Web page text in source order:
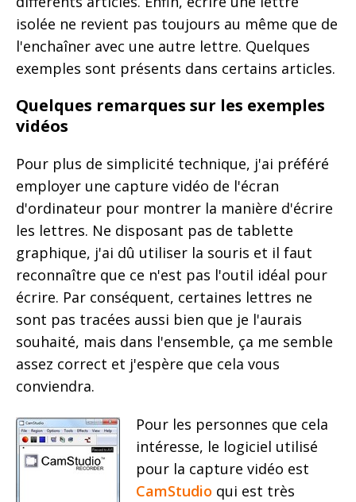
isolée ne revient pas toujours au même que de
l'enchaîner avec une autre lettre. Quelques
exemples sont présents dans certains articles.
Quelques remarques sur les exemples
vidéos
Pour plus de simplicité technique, j'ai préféré
employer une capture vidéo de l'écran
d'ordinateur pour montrer la manière d'écrire
les lettres. Ne disposant pas de tablette
graphique, j'ai dû utiliser la souris et il faut
reconnaître que ce n'est pas l'outil idéal pour
écrire. Par conséquent, certaines lettres ne
sont pas tracées aussi bien que je l'aurais
souhaité, mais dans l'ensemble, ça me semble
assez correct et j'espère que cela vous
conviendra.
Pour les personnes que cela
intéresse, le logiciel utilisé
pour la capture vidéo est
CamStudio qui est très